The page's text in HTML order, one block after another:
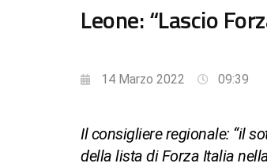
Leone: “Lascio
14 Marzo 2022 09:39
Il consigliere regionale: “il
della lista di Forza Italia